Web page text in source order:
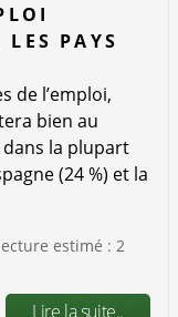
PAYS
de l’emploi,
bien au
dans la plupart
(24 %) et la
estimé : 2
Lire la suite..